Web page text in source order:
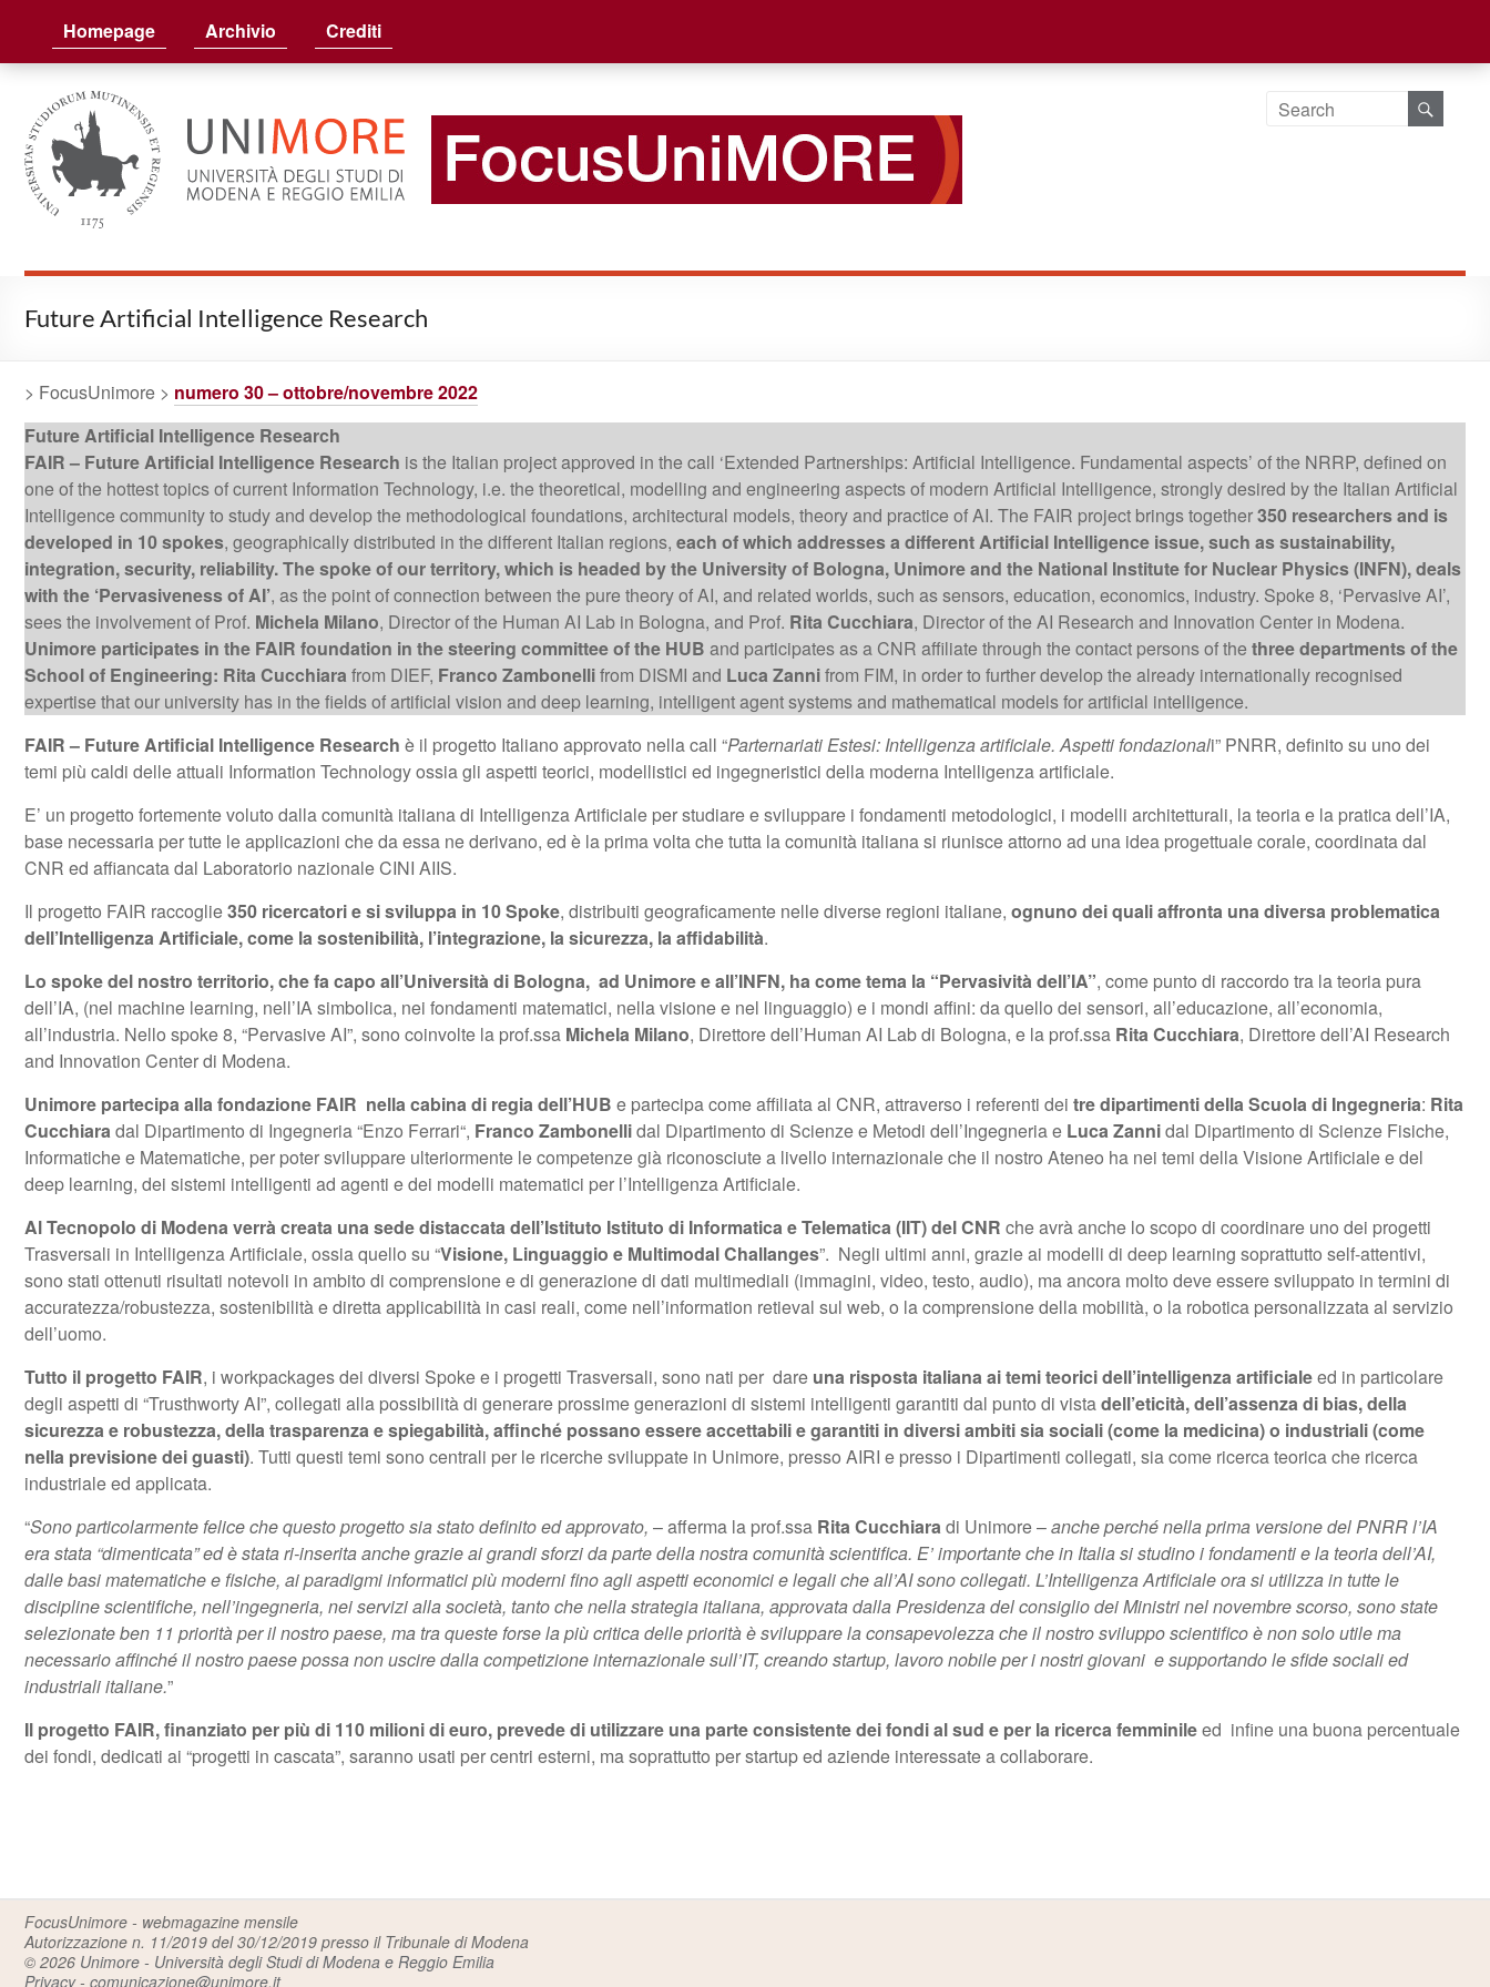
FocusUnimore
Homepage Archivio Crediti
Future Artificial Intelligence Research
> FocusUnimore > numero 30 – ottobre/novembre 2022
Future Artificial Intelligence Research
FAIR – Future Artificial Intelligence Research is the Italian project approved in the call ‘Extended Partnerships: Artificial Intelligence. Fundamental aspects’ of the NRRP, defined on
one of the hottest topics of current Information Technology, i.e. the theoretical, modelling and engineering aspects of modern Artificial Intelligence, strongly desired by the Italian Artificial
Intelligence community to study and develop the methodological foundations, architectural models, theory and practice of AI. The FAIR project brings together350 researchers and is
developed in 10 spokes, geographically distributed in the different Italian regions, each of which addresses a different Artificial Intelligence issue, such as sustainability,
integration, security, reliability.The spoke of our territory, which is headed by the University of Bologna, Unimore and the National Institute for Nuclear Physics (INFN), deals
with the ‘Pervasiveness of AI’, as the point of connection between the pure theory of AI, and related worlds, such as sensors, education, economics, industry. Spoke 8, ‘Pervasive AI’,
sees the involvement of Prof. Michela Milano, Director of the Human AI Lab in Bologna, and Prof. Rita Cucchiara, Director of the AI Research and Innovation Center in Modena.
Unimore participates in the FAIR foundation in the steering committee of the HUB and participates as a CNR affiliate through the contact persons of the three departments of the
School of Engineering: Rita Cucchiara from DIEF, Franco Zambonellifrom DISMI and Luca Zannifrom FIM, in order to further develop the already internationally recognised
expertise that our university has in the fields of artificial vision and deep learning, intelligent agent systems and mathematical models for artificial intelligence.
FAIR – Future Artificial Intelligence Research è il progetto Italiano approvato nella call “Parternariati Estesi: Intelligenza artificiale. Aspetti fondazionali” PNRR, definito su uno dei
temi più caldi delle attuali Information Technology ossia gli aspetti teorici, modellistici ed ingegneristici della moderna Intelligenza artificiale.
E’ un progetto fortemente voluto dalla comunità italiana di Intelligenza Artificiale per studiare e sviluppare i fondamenti metodologici, i modelli architetturali, la teoria e la pratica dell’IA,
base necessaria per tutte le applicazioni che da essa ne derivano, ed è la prima volta che tutta la comunità italiana si riunisce attorno ad una idea progettuale corale, coordinata dal
CNR ed affiancata dal Laboratorio nazionale CINI AIIS.
Il progetto FAIR raccoglie350 ricercatori e si sviluppa in 10 Spoke, distribuiti geograficamente nelle diverse regioni italiane, ognuno dei quali affronta una diversa problematica
dell’Intelligenza Artificiale, come la sostenibilità, l’integrazione, la sicurezza, la affidabilità.
Lo spoke del nostro territorio, che fa capo all’Università di Bologna, ad Unimore e all’INFN, ha come tema la “Pervasività dell’IA”, come punto di raccordo tra la teoria pura
dell’IA, (nel machine learning, nell’IA simbolica, nei fondamenti matematici, nella visione e nel linguaggio) e i mondi affini: da quello dei sensori, all’educazione, all’economia,
all’industria. Nello spoke 8, “Pervasive AI”, sono coinvolte la prof.ssa Michela Milano, Direttore dell’Human AI Lab di Bologna, e la prof.ssa Rita Cucchiara, Direttore dell’AI Research
and Innovation Center di Modena.
Unimore partecipa alla fondazione FAIR nella cabina di regia dell’HUB e partecipa come affiliata al CNR, attraverso i referenti dei tre dipartimenti della Scuola di Ingegneria: Rita
Cucchiara dal Dipartimento di Ingegneria “Enzo Ferrari“, Franco Zambonellidal Dipartimento di Scienze e Metodi dell’Ingegneria e Luca Zannidal Dipartimento di Scienze Fisiche,
Informatiche e Matematiche, per poter sviluppare ulteriormente le competenze già riconosciute a livello internazionale che il nostro Ateneo ha nei temi della Visione Artificiale e del
deep learning, dei sistemi intelligenti ad agenti e dei modelli matematici per l’Intelligenza Artificiale.
Al Tecnopolo di Modena verrà creata una sede distaccata dell’Istituto Istituto di Informatica e Telematica (IIT) del CNR che avrà anche lo scopo di coordinare uno dei progetti
Trasversali in Intelligenza Artificiale, ossia quello su “Visione, Linguaggio e Multimodal Challanges”. Negli ultimi anni, grazie ai modelli di deep learning soprattutto self-attentivi,
sono stati ottenuti risultati notevoli in ambito di comprensione e di generazione di dati multimediali (immagini, video, testo, audio), ma ancora molto deve essere sviluppato in termini di
accuratezza/robustezza, sostenibilità e diretta applicabilità in casi reali, come nell’information retieval sul web, o la comprensione della mobilità, o la robotica personalizzata al servizio
dell’uomo.
Tutto il progetto FAIR, i workpackages dei diversi Spoke e i progetti Trasversali, sono nati per dare una risposta italiana ai temi teorici dell’intelligenza artificialeed in particolare
degli aspetti di “Trusthworty AI”, collegati alla possibilità di generare prossime generazioni di sistemi intelligenti garantiti dal punto di vistadell’eticità, dell’assenza di bias, della
sicurezza e robustezza, della trasparenza e spiegabilità, affinché possano essere accettabili e garantiti in diversi ambiti sia sociali (come la medicina) o industriali (come
nella previsione dei guasti). Tutti questi temi sono centrali per le ricerche sviluppate in Unimore, presso AIRI e presso i Dipartimenti collegati, sia come ricerca teorica che ricerca
industriale ed applicata.
“Sono particolarmente felice che questo progetto sia stato definito ed approvato, – afferma la prof.ssa Rita Cucchiara di Unimore –anche perché nella prima versione del PNRR l’IA
era stata “dimenticata” ed è stata ri-inserita anche grazie ai grandi sforzi da parte della nostra comunità scientifica. E’ importante che in Italia si studino i fondamenti e la teoria dell’AI,
dalle basi matematiche e fisiche, ai paradigmi informatici più moderni fino agli aspetti economici e legali che all’AI sono collegati. L’Intelligenza Artificiale ora si utilizza in tutte le
discipline scientifiche, nell’ingegneria, nei servizi alla società, tanto che nella strategia italiana, approvata dalla Presidenza del consiglio dei Ministri nel novembre scorso, sono state
selezionate ben 11 priorità per il nostro paese, ma tra queste forse la più critica delle priorità è sviluppare la consapevolezza che il nostro sviluppo scientifico è non solo utile ma
necessario affinché il nostro paese possa non uscire dalla competizione internazionale sull’IT, creando startup, lavoro nobile per i nostri giovani e supportando le sfide sociali ed
industriali italiane.”
Il progetto FAIR, finanziato per più di 110 milioni di euro, prevede di utilizzare una parte consistente dei fondi al sud e per la ricerca femminileed infine una buona percentuale
dei fondi, dedicati ai “progetti in cascata”, saranno usati per centri esterni, ma soprattutto per startup ed aziende interessate a collaborare.
FocusUnimore - webmagazine mensile
Autorizzazione n. 11/2019 del 30/12/2019 presso il Tribunale di Modena
© 2026 Unimore - Università degli Studi di Modena e Reggio Emilia
Privacy- comunicazione@unimore.it